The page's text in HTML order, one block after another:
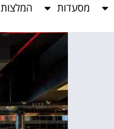
מסעדות המלצות